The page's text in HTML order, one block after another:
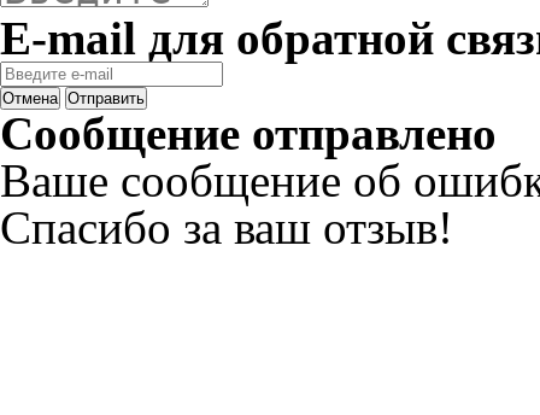
E-mail для обратной
Отмена Отправить
Сообщение отправлено
Ваше сообщение об
Спасибо за ваш отзыв!